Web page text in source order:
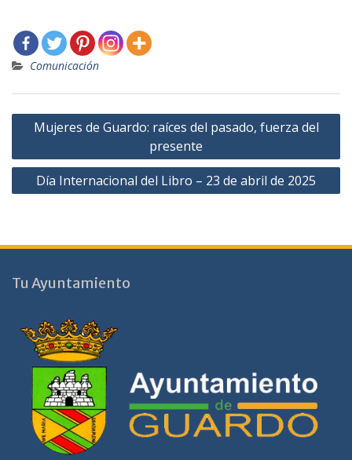
Comunicación
Navegación
entradas
Mujeres de Guardo: raíces del pasado, fuerza del
presente
Día Internacional del Libro – 23 de abril de 2025
Tu Ayuntamiento